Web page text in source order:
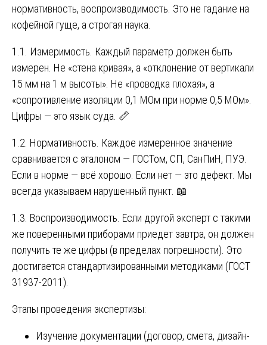
нормативность, воспроизводимость. Это не гадание на
кофейной гуще, а строгая наука.
1.1. Измеримость. Каждый параметр должен быть
измерен. Не «стена кривая», а «отклонение от вертикали
15 мм на 1 м высоты». Не «проводка плохая», а
«сопротивление изоляции 0,1 МОм при норме 0,5 МОм».
Цифры — это язык суда. 📏
1.2. Нормативность. Каждое измеренное значение
сравнивается с эталоном — ГОСТом, СП, СанПиН, ПУЭ.
Если в норме — всё хорошо. Если нет — это дефект. Мы
всегда указываем нарушенный пункт. 📖
1.3. Воспроизводимость. Если другой эксперт с такими
же поверенными приборами приедет завтра, он должен
получить те же цифры (в пределах погрешности). Это
достигается стандартизированными методиками (ГОСТ
31937-2011).
Этапы проведения экспертизы:
Изучение документации (договор, смета, дизайн-